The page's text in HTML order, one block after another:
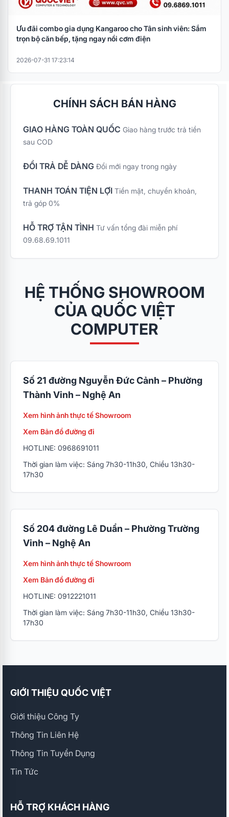
Ưu đãi combo gia dụng Kangaroo cho Tân sinh viên: Sắm
trọn bộ căn bếp, tặng ngay nồi cơm điện
2026-07-31 17:23:14
CHÍNH SÁCH BÁN HÀNG
GIAO HÀNG TOÀN QUỐC Giao hàng trước trả tiền
sau COD
ĐỔI TRẢ DỄ DÀNG Đổi mới ngay trong ngày
THANH TOÁN TIỆN LỢI Tiền mặt, chuyển khoản,
trả góp 0%
HỖ TRỢ TẬN TÌNH Tư vấn tổng đài miễn phí
09.68.69.1011
HỆ THỐNG SHOWROOM
CỦA QUỐC VIỆT
COMPUTER
Số 21 đường Nguyễn Đức Cảnh – Phường
Thành Vinh – Nghệ An
Xem hình ảnh thực tế Showroom
Xem Bản đồ đường đi
HOTLINE: 0968691011
Thời gian làm việc: Sáng 7h30-11h30, Chiều 13h30-
17h30
Số 204 đường Lê Duẩn – Phường Trường
Vinh – Nghệ An
Xem hình ảnh thực tế Showroom
Xem Bản đồ đường đi
HOTLINE: 0912221011
Thời gian làm việc: Sáng 7h30-11h30, Chiều 13h30-
17h30
GIỚI THIỆU QUỐC VIỆT
Giới thiệu Công Ty
Thông Tin Liên Hệ
Thông Tin Tuyển Dụng
Tin Tức
HỖ TRỢ KHÁCH HÀNG